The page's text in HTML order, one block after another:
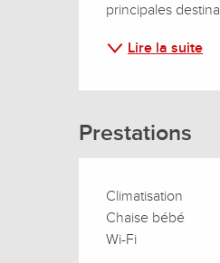
principales
Lire la suite
Prestations
Climatisation
Chaise bébé
Wi-Fi